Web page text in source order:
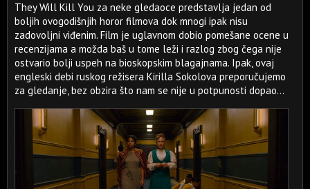
They Will Kill You za neke gledaoce predstavlja jedan od
boljih ovogodišnjih horor filmova dok mnogi ipak nisu
zadovoljni viđenim. Film je uglavnom dobio pomešane ocene u
recenzijama a možda baš u tome leži i razlog zbog čega nije
ostvario bolji uspeh na bioskopskim blagajnama. Ipak, ovaj
engleski debi ruskog režisera Kirilla Sokolova preporučujemo
za gledanje, bez obzira što nam se nije u potpunosti dopao...